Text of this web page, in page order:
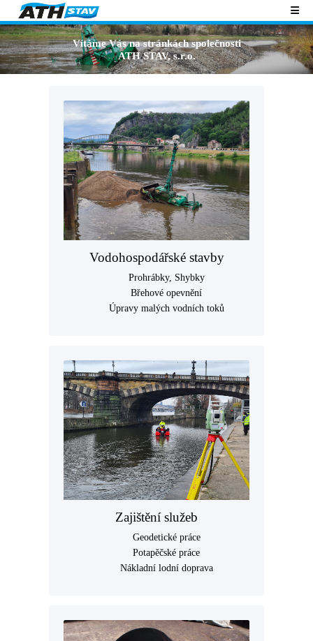
Vítáme Vás na stránkách společnosti
ATH STAV, s.r.o.
Vodohospodářské stavby
Prohrábky, Shybky
Břehové opevnění
Úpravy malých vodních toků
Zajištění služeb
Geodetické práce
Potapěčské práce
Nákladní lodní doprava